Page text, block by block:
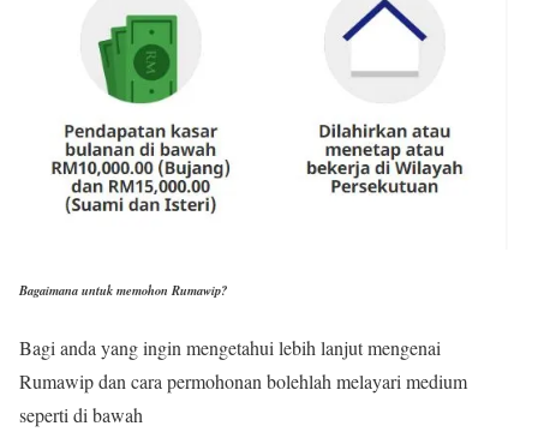
Bagaimana untuk memohon Rumawip?
Bagi anda yang ingin mengetahui lebih lanjut mengenai
Rumawip dan cara permohonan bolehlah melayari medium
seperti di bawah